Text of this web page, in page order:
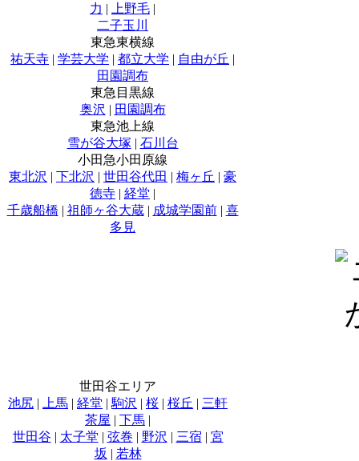
力 | 上野毛 |
二子玉川
東急東横線
祐天寺 | 学芸大学 | 都立大学 | 自由が丘 |
田園調布
東急目黒線
奥沢 | 田園調布
東急池上線
雪が谷大塚 | 石川台
小田急小田原線
東北沢 | 下北沢 | 世田谷代田 | 梅ヶ丘 | 豪
徳寺 | 経堂 |
千歳船橋 | 祖師ヶ谷大蔵| 成城学園前| 喜
多見
世田谷エリア
池尻 | 上馬 | 経堂 | 駒沢 | 桜 | 桜丘 | 三軒
茶屋 | 下馬 |
世田谷 | 太子堂 | 弦巻 | 野沢 | 三宿 | 宮
坂 | 若林